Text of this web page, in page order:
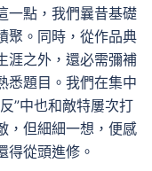
一點，我們曩昔基礎
聚。同時，從作品典
涯之外，還必需彌補
悉題目。我們在集中
”中也和敵特屢次打
，但細細一想，便感
得從頭進修。